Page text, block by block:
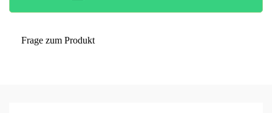
Frage zum Produkt